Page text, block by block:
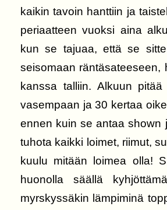
kaikin tavoin hanttiin ja
periaatteen vuoksi aina
kun se tajuaa, että se
seisomaan räntäsateeseen,
kanssa talliin. Alkuun
vasempaan ja 30 kertaa
ennen kuin se antaa shown
tuhota kaikki loimet, riimut,
kuulu mitään loimea olla!
huonolla säällä
myrskyssäkin lämpiminä